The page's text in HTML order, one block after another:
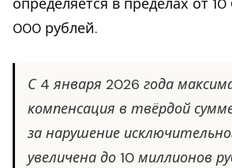
000 рублей.
С 4 января 2026 года
компенсация в твёрдой
за нарушение
увеличена до 10 миллионов